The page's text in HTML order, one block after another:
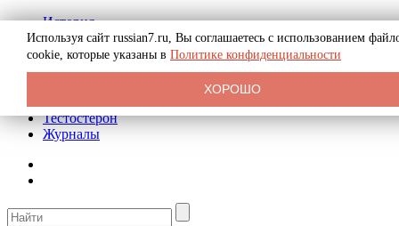
История
Биография
Криминал
Реклама на сайте
Тестостерон
Журналы
Используя сайт russian7.ru, Вы соглашаетесь с использованием
cookie, которые указаны в Политике конфиденциальности
ХОРОШО